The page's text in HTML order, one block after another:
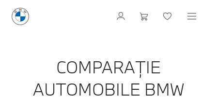
COMPARAȚIE
AUTOMOBILE BMW